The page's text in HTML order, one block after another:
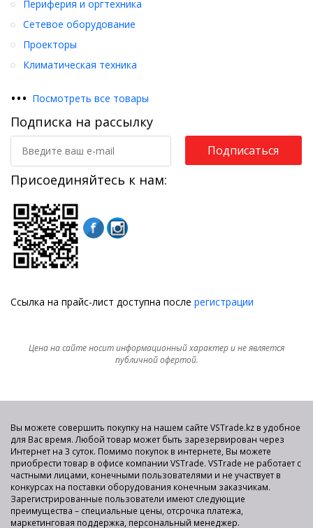
Периферия и оргтехника
Сетевое оборудование
Проекторы
Климатическая техника
••• Посмотреть все товары
Подписка на рассылку
Подписаться
Присоединяйтесь к нам:
Ссылка на прайс-лист доступна после регистрации
Цена на сайте носит информационный характер и не является
публичной офертой.
Вы можете совершить покупку на нашем сайте VSTrade.kz в удобное
для Вас время. Любой товар может быть зарезервирован через
Интернет на 3 суток. Помимо покупок в интернете, Вы можете
приобрести товар в офисе компании VSTrade. VSTrade не работает с
частными лицами, конечными пользователями и не участвует в
конкурсах на поставки оборудования конечным заказчикам.
Зарегистрированные пользователи имеют следующие
преимущества – специальные цены, отсрочка платежа,
маркетинговая поддержка, персональный менеджер.